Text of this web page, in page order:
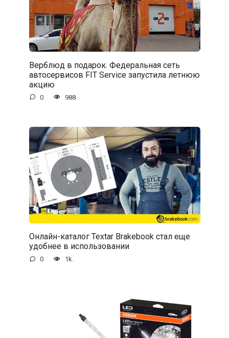
Верблюд в подарок. Федеральная сеть
автосервисов FIT Service запустила летнюю
акцию
0 988
Онлайн-каталог Textar Brakebook стал еще
удобнее в использовании
0 1k.